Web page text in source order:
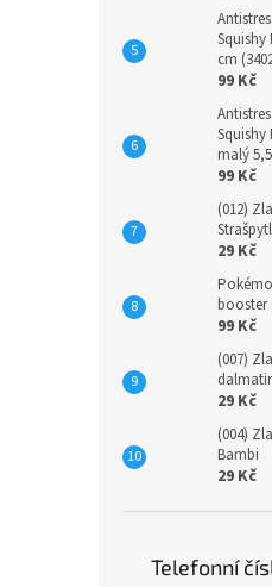
cm
99 Kč
malý
99 Kč
(012)
29 Kč
booster
99 Kč
(007)
29 Kč
(004)
Bambi
29 Kč
Telefonní